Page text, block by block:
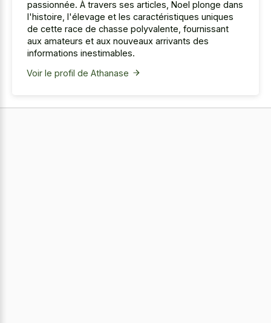
passionnée. À travers ses articles, Noel plonge dans
l'histoire, l'élevage et les caractéristiques uniques
de cette race de chasse polyvalente, fournissant
aux amateurs et aux nouveaux arrivants des
informations inestimables.
Voir le profil de Athanase